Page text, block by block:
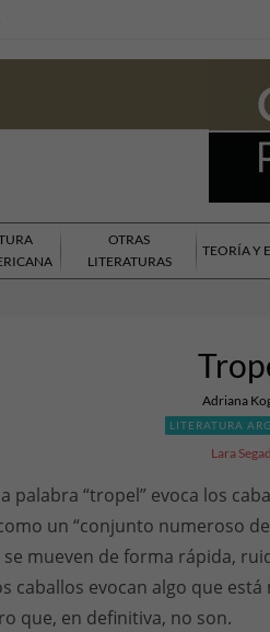
OTRAS
LITERATURAS
TEORÍA Y
Adriana
LITERATURA
Lara
palabra “tropel” evoca los
un “conjunto numeroso
se mueven de forma rápida,
caballos evocan algo que
que, en definitiva, no son.